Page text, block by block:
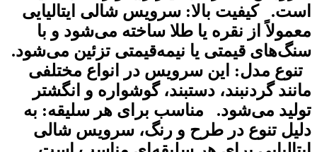
کیفیت بالا: سرویس شالی ایتالیایی
از نقره یا طلا ساخته می‌شود و با
قیمتی یا نیمه‌قیمتی تزئین می‌شود.
مدل: این سرویس در انواع مختلفی
گردنبند، دستبند، گوشواره و انگشتر
می‌شود. مناسب برای هر سلیقه: به
تنوع در طرح و رنگ، سرویس شالی